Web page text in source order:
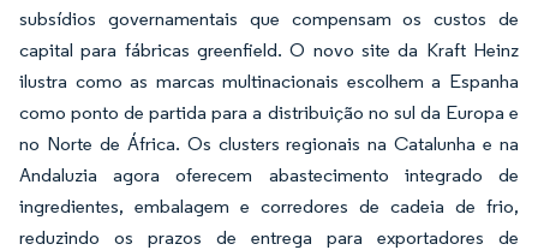
subsídios governamentais que compensam os custos de
capital para fábricas greenfield. O novo site da Kraft Heinz
ilustra como as marcas multinacionais escolhem a Espanha
como ponto de partida para a distribuição no sul da Europa e
no Norte de África. Os clusters regionais na Catalunha e na
Andaluzia agora oferecem abastecimento integrado de
ingredientes, embalagem e corredores de cadeia de frio,
reduzindo os prazos de entrega para exportadores de